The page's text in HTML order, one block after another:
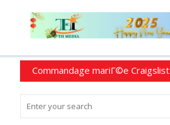
Commandage mariГ©e Craigslist